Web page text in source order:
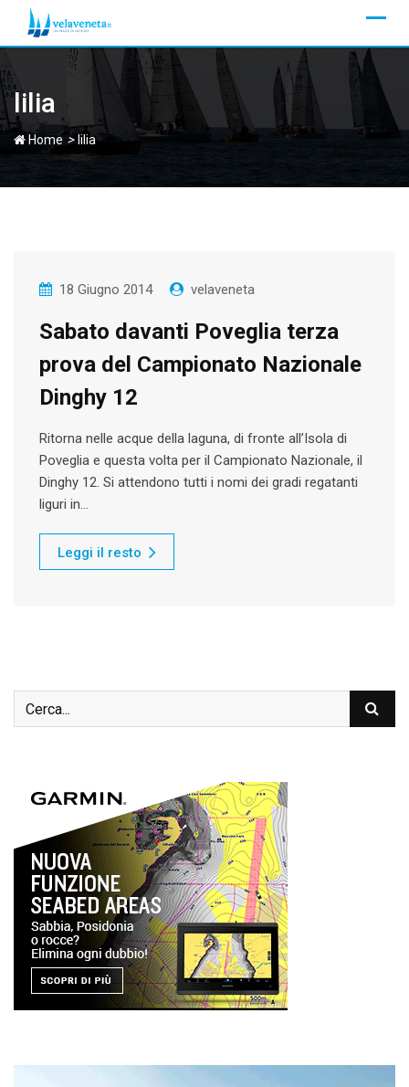
lilia
Home > lilia
18 Giugno 2014 velaveneta
Sabato davanti Poveglia terza
prova del Campionato Nazionale
Dinghy 12
Ritorna nelle acque della laguna, di fronte all’Isola di
Poveglia e questa volta per il Campionato Nazionale, il
Dinghy 12. Si attendono tutti i nomi dei gradi regatanti
liguri in…
Leggi il resto